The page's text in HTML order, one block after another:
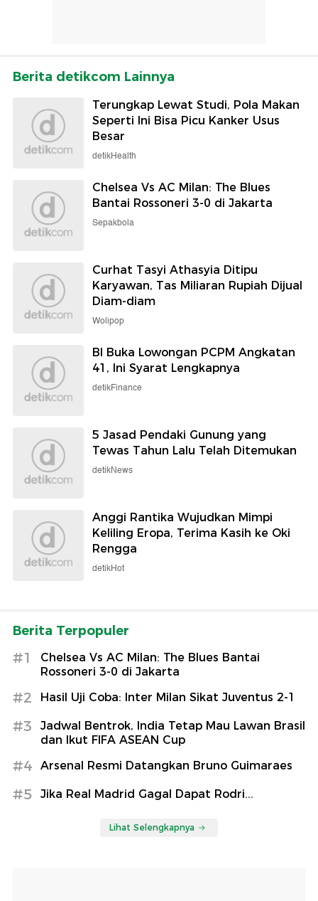
Berita detikcom Lainnya
Terungkap Lewat Studi, Pola Makan
Seperti Ini Bisa Picu Kanker Usus
Besar
detikHealth
Chelsea Vs AC Milan: The Blues
Bantai Rossoneri 3-0 di Jakarta
Sepakbola
Curhat Tasyi Athasyia Ditipu
Karyawan, Tas Miliaran Rupiah Dijual
Diam-diam
Wolipop
BI Buka Lowongan PCPM Angkatan
41, Ini Syarat Lengkapnya
detikFinance
5 Jasad Pendaki Gunung yang
Tewas Tahun Lalu Telah Ditemukan
detikNews
Anggi Rantika Wujudkan Mimpi
Keliling Eropa, Terima Kasih ke Oki
Rengga
detikHot
Berita Terpopuler
#1
Chelsea Vs AC Milan: The Blues Bantai
Rossoneri 3-0 di Jakarta
#2 Hasil Uji Coba: Inter Milan Sikat Juventus 2-1
#3
Jadwal Bentrok, India Tetap Mau Lawan Brasil
dan Ikut FIFA ASEAN Cup
#4 Arsenal Resmi Datangkan Bruno Guimaraes
#5 Jika Real Madrid Gagal Dapat Rodri...
Lihat Selengkapnya